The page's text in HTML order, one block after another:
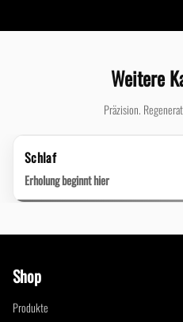
Weitere
Präzision.
Schlaf
Erholung beginnt hier
Shop
Produkte